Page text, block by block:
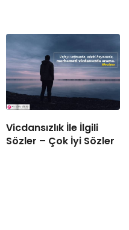
Vicdansızlık İle İlgili
Sözler – Çok İyi Sözler